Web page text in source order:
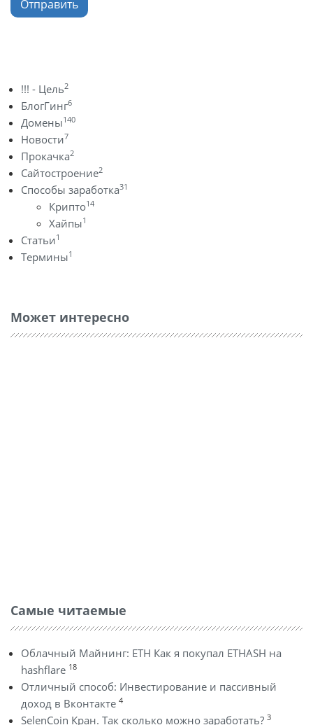
Отправить
!!! - Цель2
БлогГинг6
Домены140
Новости7
Прокачка2
Сайтостроение2
Способы заработка31
Крипто14
Хайпы1
Статьи1
Термины1
Может интересно
Самые читаемые
Облачный Майнинг: ETH Как я покупал ETHASH на
hashflare 18
Отличный способ: Инвестирование и пассивный
доход в Вконтакте 4
SelenCoin Кран. Так сколько можно заработать? 3